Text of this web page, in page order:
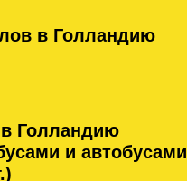
в Голландию
Голландию
и автобусами